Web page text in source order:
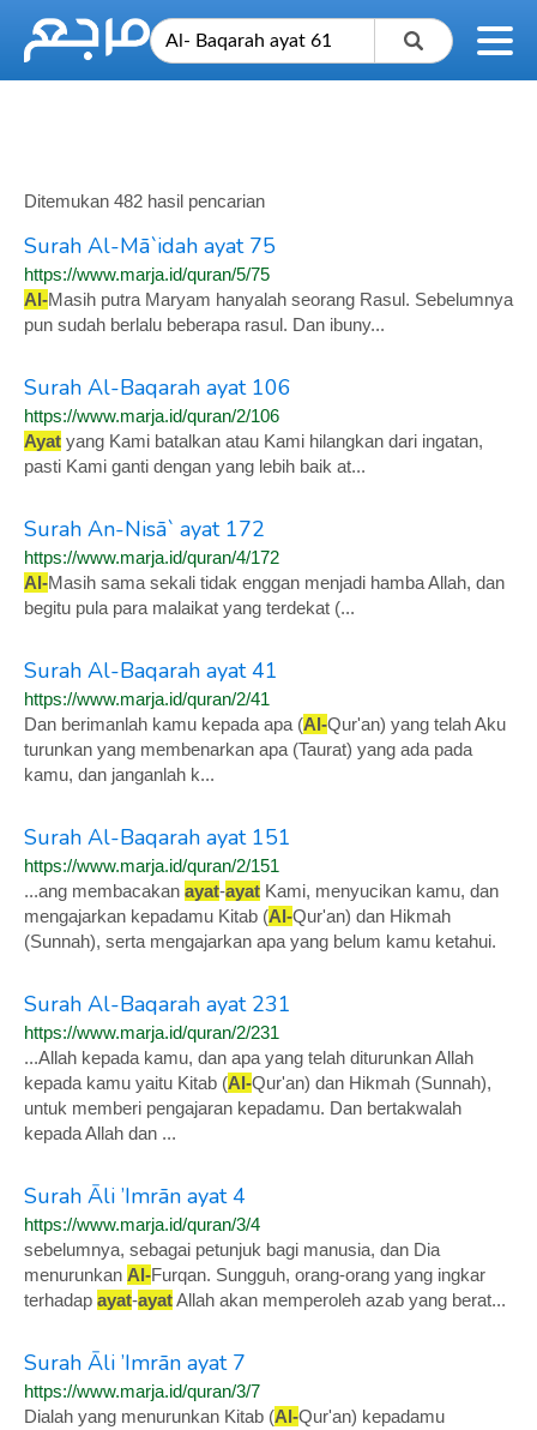
Ditemukan 482 hasil pencarian
Surah Al-Mā`idah ayat 75
https://www.marja.id/quran/5/75
Al-Masih putra Maryam hanyalah seorang Rasul. Sebelumnya
pun sudah berlalu beberapa rasul. Dan ibuny...
Surah Al-Baqarah ayat 106
https://www.marja.id/quran/2/106
Ayat yang Kami batalkan atau Kami hilangkan dari ingatan,
pasti Kami ganti dengan yang lebih baik at...
Surah An-Nisā` ayat 172
https://www.marja.id/quran/4/172
Al-Masih sama sekali tidak enggan menjadi hamba Allah, dan
begitu pula para malaikat yang terdekat (...
Surah Al-Baqarah ayat 41
https://www.marja.id/quran/2/41
Dan berimanlah kamu kepada apa (Al-Qur'an) yang telah Aku
turunkan yang membenarkan apa (Taurat) yang ada pada
kamu, dan janganlah k...
Surah Al-Baqarah ayat 151
https://www.marja.id/quran/2/151
...ang membacakan ayat-ayat Kami, menyucikan kamu, dan
mengajarkan kepadamu Kitab (Al-Qur'an) dan Hikmah
(Sunnah), serta mengajarkan apa yang belum kamu ketahui.
Surah Al-Baqarah ayat 231
https://www.marja.id/quran/2/231
...Allah kepada kamu, dan apa yang telah diturunkan Allah
kepada kamu yaitu Kitab (Al-Qur'an) dan Hikmah (Sunnah),
untuk memberi pengajaran kepadamu. Dan bertakwalah
kepada Allah dan ...
Surah Āli ’Imrān ayat 4
https://www.marja.id/quran/3/4
sebelumnya, sebagai petunjuk bagi manusia, dan Dia
menurunkan Al-Furqan. Sungguh, orang-orang yang ingkar
terhadap ayat-ayatAllah akan memperoleh azab yang berat...
Surah Āli ’Imrān ayat 7
https://www.marja.id/quran/3/7
Dialah yang menurunkan Kitab (Al-Qur'an) kepadamu